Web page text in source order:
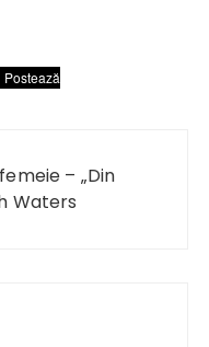
– „Din
Waters